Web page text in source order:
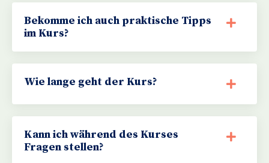
Bekomme ich auch praktische Tipps
im Kurs?
Wie lange geht der Kurs?
Kann ich während des Kurses
Fragen stellen?